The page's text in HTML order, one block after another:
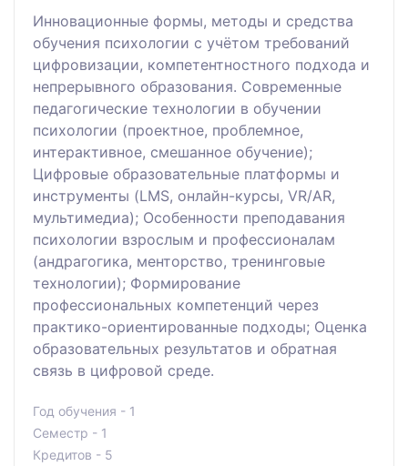
Инновационные формы, методы и средства
обучения психологии с учётом требований
цифровизации, компетентностного подхода и
непрерывного образования. Современные
педагогические технологии в обучении
психологии (проектное, проблемное,
интерактивное, смешанное обучение);
Цифровые образовательные платформы и
инструменты (LMS, онлайн-курсы, VR/AR,
мультимедиа); Особенности преподавания
психологии взрослым и профессионалам
(андрагогика, менторство, тренинговые
технологии); Формирование
профессиональных компетенций через
практико-ориентированные подходы; Оценка
образовательных результатов и обратная
связь в цифровой среде.
Год обучения - 1
Семестр - 1
Кредитов - 5